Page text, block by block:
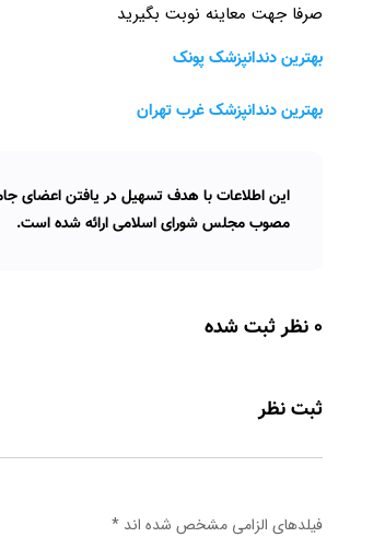
صرفا جهت معاینه نوبت بگیرید
بهترین دندانپزشک پونک
بهترین دندانپزشک غرب تهران
این اطلاعات با هدف تسهیل در یافتن اعضای
مصوب مجلس شورای اسلامی ارائه شده است.
0 نظر ثبت شده
ثبت نظر
فیلدهای الزامی مشخص شده اند *